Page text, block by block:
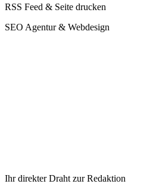
RSS Feed & Seite drucken
SEO Agentur & Webdesign
Ihr direkter Draht zur Redaktion